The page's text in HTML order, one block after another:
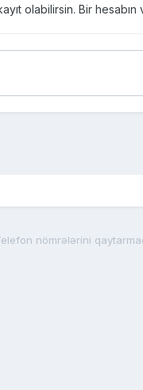
olabilirsin. Bir
nömrələrini